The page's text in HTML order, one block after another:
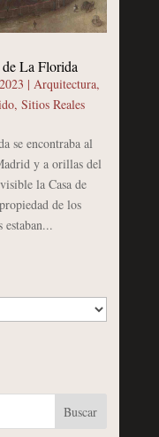
La Florida
| Arquitectura,
, Sitios Reales
se encontraba al
y a orillas del
la Casa de
de los
estaban...